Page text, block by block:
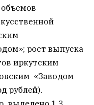
рост выпуска
иркутским
«Заводом
рублей).